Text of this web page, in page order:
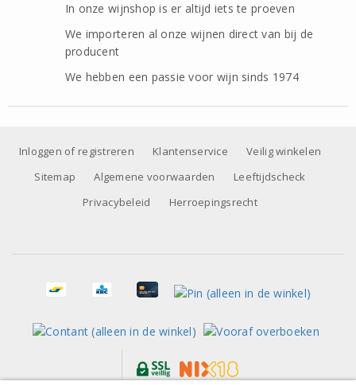
In onze wijnshop is er altijd iets te proeven
We importeren al onze wijnen direct van bij de
producent
We hebben een passie voor wijn sinds 1974
Inloggen of registreren Klantenservice
Veilig winkelen
Sitemap
Algemene voorwaarden
Leeftijdscheck
Privacybeleid
Herroepingsrecht